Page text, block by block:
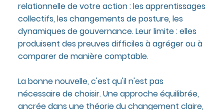
relationnelle de votre action : les apprentissages
collectifs, les changements de posture, les
dynamiques de gouvernance. Leur limite : elles
produisent des preuves difficiles à agréger ou à
comparer de manière comptable.
La bonne nouvelle, c'est qu'il n'est pas
nécessaire de choisir. Une approche équilibrée,
ancrée dans une théorie du changement claire,